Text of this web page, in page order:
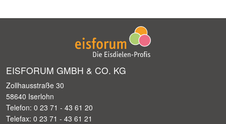
EISFORUM GMBH & CO. KG
Zollhausstraße 30
58640 Iserlohn
Telefon: 0 23 71 - 43 61 20
Telefax: 0 23 71 - 43 61 21